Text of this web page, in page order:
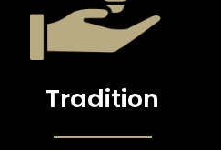
Tradition